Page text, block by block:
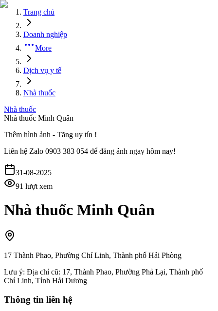
Trang chủ
Doanh nghiệp
More
Dịch vụ y tế
Nhà thuốc
Nhà thuốc
Nhà thuốc Minh Quân
Thêm hình ảnh - Tăng uy tín !
Liên hệ Zalo 0903 383 054 để đăng ảnh ngay hôm nay!
31-08-2025
91 lượt xem
Nhà thuốc Minh Quân
17 Thành Phao, Phường Chí Linh, Thành phố Hải Phòng
Lưu ý: Địa chỉ cũ: 17, Thành Phao, Phường Phả Lại, Thành phố
Chí Linh, Tỉnh Hải Dương
Thông tin liên hệ